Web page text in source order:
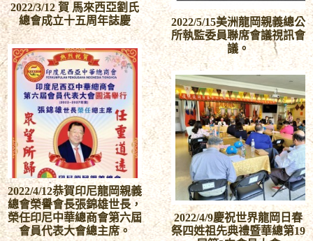
2022/3/12 賀 馬來西亞劉氏
總會成立十五周年誌慶
2022/5/15美洲龍岡親義總公
所執監委員聯席會議視訊會
議。
2022/4/12恭賀印尼龍岡親義
總會榮譽會長張錦雄世長，
榮任印尼中華總商會第六屆
會員代表大會總主席。
2022/4/9慶祝世界龍岡日春
祭四姓祖先典禮暨華總第19